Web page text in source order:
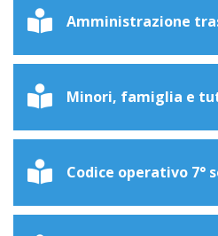
Amministrazione
Minori, famiglia e
Codice operativo 7°